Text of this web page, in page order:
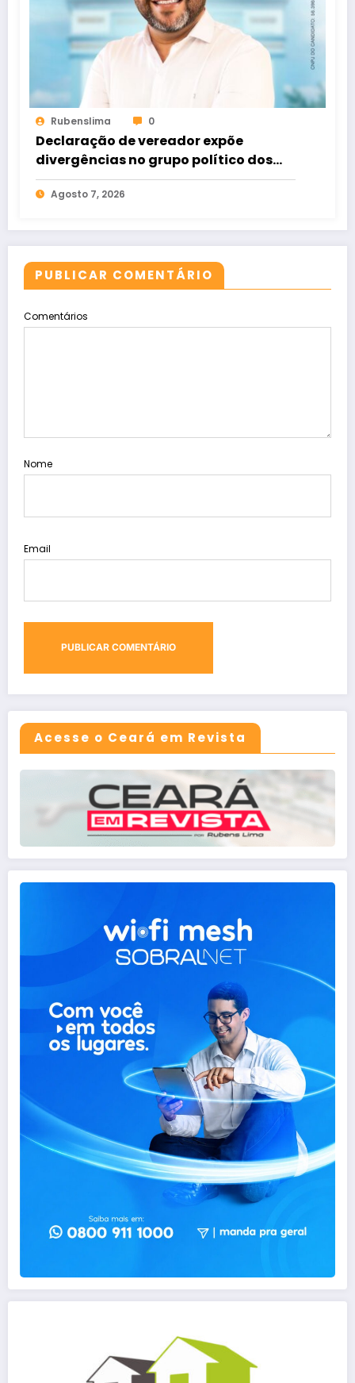
Rubenslima 0
Declaração de vereador expõe
divergências no grupo político dos
Rodrigues
Agosto 7, 2026
PUBLICAR COMENTÁRIO
Comentários
Nome
Email
Acesse o Ceará em Revista